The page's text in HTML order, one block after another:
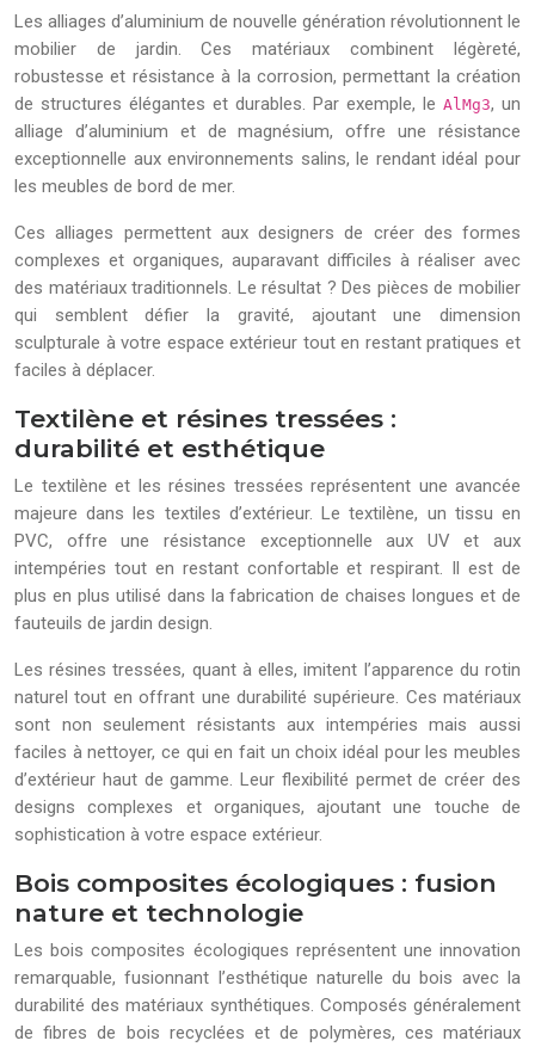
Les alliages d’aluminium de nouvelle génération révolutionnent le
mobilier de jardin. Ces matériaux combinent légèreté,
robustesse et résistance à la corrosion, permettant la création
de structures élégantes et durables. Par exemple, le AlMg3, un
alliage d’aluminium et de magnésium, offre une résistance
exceptionnelle aux environnements salins, le rendant idéal pour
les meubles de bord de mer.
Ces alliages permettent aux designers de créer des formes
complexes et organiques, auparavant difficiles à réaliser avec
des matériaux traditionnels. Le résultat ? Des pièces de mobilier
qui semblent défier la gravité, ajoutant une dimension
sculpturale à votre espace extérieur tout en restant pratiques et
faciles à déplacer.
Textilène et résines tressées :
durabilité et esthétique
Le textilène et les résines tressées représentent une avancée
majeure dans les textiles d’extérieur. Le textilène, un tissu en
PVC, offre une résistance exceptionnelle aux UV et aux
intempéries tout en restant confortable et respirant. Il est de
plus en plus utilisé dans la fabrication de chaises longues et de
fauteuils de jardin design.
Les résines tressées, quant à elles, imitent l’apparence du rotin
naturel tout en offrant une durabilité supérieure. Ces matériaux
sont non seulement résistants aux intempéries mais aussi
faciles à nettoyer, ce qui en fait un choix idéal pour les meubles
d’extérieur haut de gamme. Leur flexibilité permet de créer des
designs complexes et organiques, ajoutant une touche de
sophistication à votre espace extérieur.
Bois composites écologiques : fusion
nature et technologie
Les bois composites écologiques représentent une innovation
remarquable, fusionnant l’esthétique naturelle du bois avec la
durabilité des matériaux synthétiques. Composés généralement
de fibres de bois recyclées et de polymères, ces matériaux